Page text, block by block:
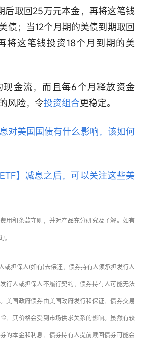
后取回25万元本金，再将这笔钱
债；当12个月期的美债到期取回
将这笔钱投资18个月到期的美
现金流，而且每6个月释放资金
风险，令投资组合更稳定。
对美国国债有什么影响，该如何
ETF】减息之后，可以关注这些美
用和条款守则，并对产品充分研究及了解。如有
。
或担保人(如有)去偿还，债券持有人须承担发行人
行人或担保人不履行契约，债券持有人可能无法
美国政府债券由美国政府发行和保证，债券交易
，其价格会受到市场供求关系的影响。虽然有较
的本金和利息，债券持有人提前赎回债券可能会